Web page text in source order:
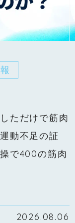
ただけで筋肉
動不足の証
で400の筋肉
2026.08.06